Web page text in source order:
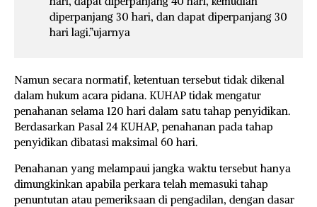
diperpanjang 30 hari, dan dapat diperpanjang 30
hari lagi.”ujarnya
Namun secara normatif, ketentuan tersebut tidak dikenal
dalam hukum acara pidana. KUHAP tidak mengatur
penahanan selama 120 hari dalam satu tahap penyidikan.
Berdasarkan Pasal 24 KUHAP, penahanan pada tahap
penyidikan dibatasi maksimal 60 hari.
Penahanan yang melampaui jangka waktu tersebut hanya
dimungkinkan apabila perkara telah memasuki tahap
penuntutan atau pemeriksaan di pengadilan, dengan dasar